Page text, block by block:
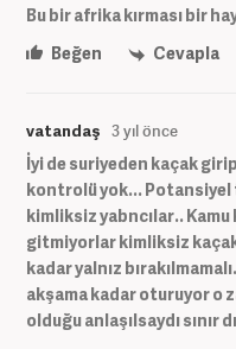
Bu bir afrika kırması bir
Beğen
Cevapla
vatandaş 3 yıl önce
İyi de suriyeden kaçak
kontrolü yok... Potansiyel
kimliksiz yabncılar..
gitmiyorlar kimliksiz kaçak
kadar yalnız
akşama kadar oturuyor o
olduğu anlaşılsaydı sınır